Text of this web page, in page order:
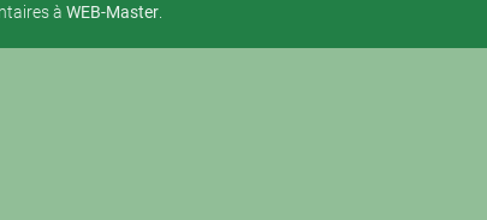
à WEB-Master.